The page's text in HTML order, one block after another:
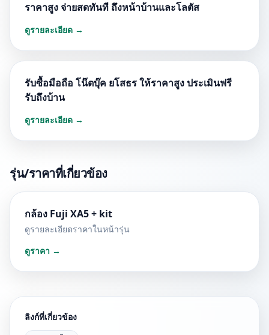
ราคาสูง จ่ายสดทันที ถึงหน้าบ้านและโลตัส
ดูรายละเอียด →
รับซื้อมือถือ โน๊ตบุ๊ค ยโสธร ให้ราคาสูง ประเมินฟรี
รับถึงบ้าน
ดูรายละเอียด →
รุ่น/ราคาที่เกี่ยวข้อง
กล้อง Fuji XA5 + kit
ดูรายละเอียดราคาในหน้ารุ่น
ดูราคา →
ลิงก์ที่เกี่ยวข้อง